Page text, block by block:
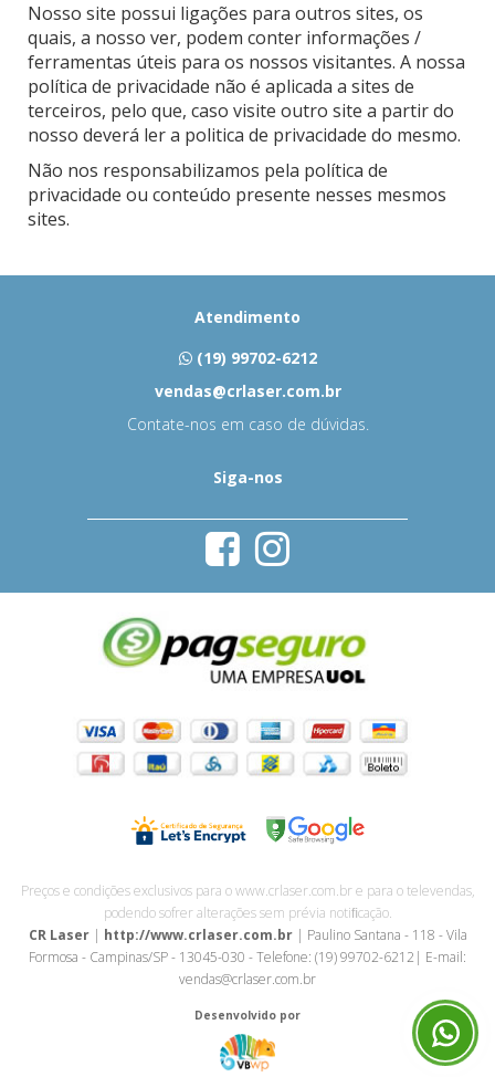
Nosso site possui ligações para outros sites, os
quais, a nosso ver, podem conter informações /
ferramentas úteis para os nossos visitantes. A nossa
política de privacidade não é aplicada a sites de
terceiros, pelo que, caso visite outro site a partir do
nosso deverá ler a politica de privacidade do mesmo.
Não nos responsabilizamos pela política de
privacidade ou conteúdo presente nesses mesmos
sites.
Atendimento
(19) 99702-6212
vendas@crlaser.com.br
Contate-nos em caso de dúvidas.
Siga-nos
Preços e condições exclusivos para o www.crlaser.com.br e para o televendas,
podendo sofrer alterações sem prévia notiﬁcação.
CR Laser| http://www.crlaser.com.br| Paulino Santana - 118 - Vila
Formosa - Campinas/SP - 13045-030 - Telefone: (19) 99702-6212| E-mail:
vendas@crlaser.com.br
Desenvolvido por